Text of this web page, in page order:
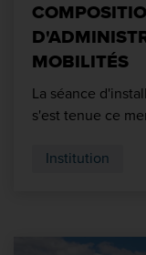
MOBILITÉS
La séance
s'est tenue ce
Institution